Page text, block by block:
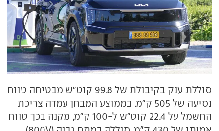
סוללת ענק בקיבולת של 99.8 קוט"ש מבטיחה טווח
נסיעה של 505 ק"מ. בממוצע המבחן עמדה צריכת
החשמל על 22.4 קוט"ש ל-100 ק"מ, מקנה בכך טווח